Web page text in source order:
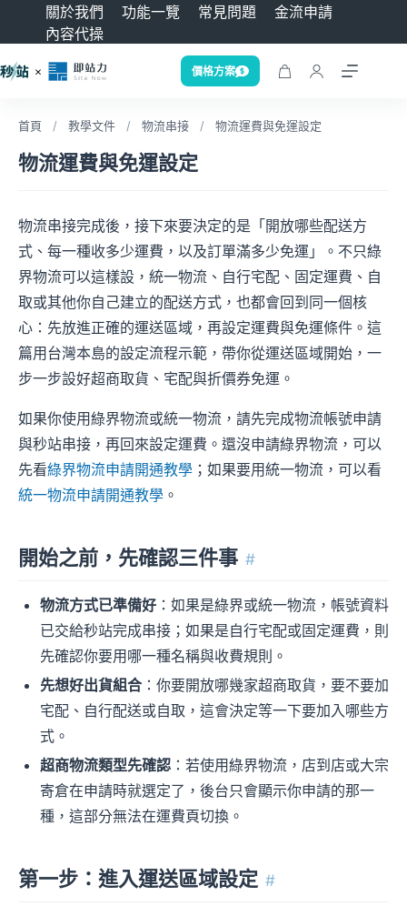
關於我們 功能一覽 常見問題
金流申請
內容代操
價格方案
首頁 / 教學文件 / 物流串接 / 物流運費與免運設定
物流運費與免運設定
物流串接完成後，接下來要決定的是「開放哪些配送方
式、每一種收多少運費，以及訂單滿多少免運」。不只綠
界物流可以這樣設，統一物流、自行宅配、固定運費、自
取或其他你自己建立的配送方式，也都會回到同一個核
心：先放進正確的運送區域，再設定運費與免運條件。這
篇用台灣本島的設定流程示範，帶你從運送區域開始，一
步一步設好超商取貨、宅配與折價券免運。
如果你使用綠界物流或統一物流，請先完成物流帳號申請
與秒站串接，再回來設定運費。還沒申請綠界物流，可以
先看綠界物流申請開通教學 ；如果要用統一物流，可以看
統一物流申請開通教學 。
開始之前，先確認三件事 #
物流方式已準備好 ：如果是綠界或統一物流，帳號資料
已交給秒站完成串接；如果是自行宅配或固定運費，則
先確認你要用哪一種名稱與收費規則。
先想好出貨組合 ：你要開放哪幾家超商取貨，要不要加
宅配、自行配送或自取，這會決定等一下要加入哪些方
式。
超商物流類型先確認 ：若使用綠界物流，店到店或大宗
寄倉在申請時就選定了，後台只會顯示你申請的那一
種，這部分無法在運費頁切換。
第一步：進入運送區域設定 #